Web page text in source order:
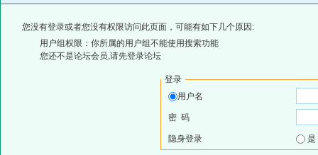
您没有登录或者您没有权限访问此页面，可能有如下几个原因:
用户组权限：你所属的用户组不能使用搜索功能
您还不是论坛会员,请先登录论坛
登录
用户名
密 码
隐身登录